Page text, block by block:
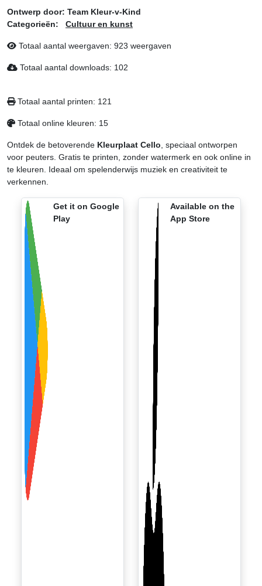
Ontwerp door: Team Kleur-v-Kind
Categorieën:
Cultuur en kunst
Totaal aantal weergaven: 923 weergaven
Totaal aantal downloads: 102
Totaal aantal printen: 121
Totaal online kleuren: 15
Ontdek de betoverende Kleurplaat Cello , speciaal ontworpen
voor peuters. Gratis te printen, zonder watermerk en ook online in
te kleuren. Ideaal om spelenderwijs muziek en creativiteit te
verkennen.
Get it on Google
Play
Available on the
App Store